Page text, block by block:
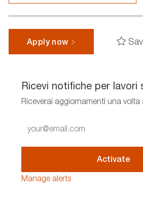
Apply now
Ricevi notifiche per lavori
Riceverai aggiornamenti una volta
Email
address
Activate
Manage alerts